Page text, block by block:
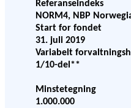
Referanseindeks
NORM4, NBP
Start for fondet
31. juli 2019
Variabelt
1/10-del **
Minstetegning
1.000.000